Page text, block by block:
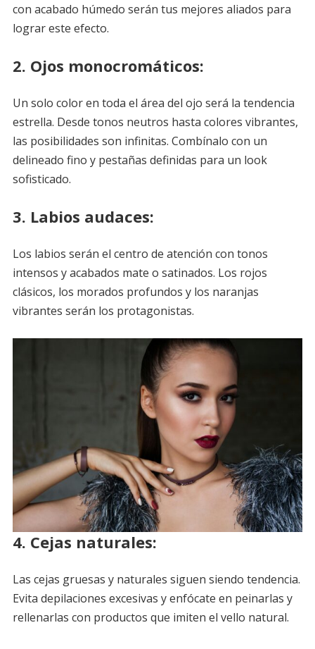
con acabado húmedo serán tus mejores aliados para
lograr este efecto.
2. Ojos monocromáticos:
Un solo color en toda el área del ojo será la tendencia
estrella. Desde tonos neutros hasta colores vibrantes,
las posibilidades son infinitas. Combínalo con un
delineado fino y pestañas definidas para un look
sofisticado.
3. Labios audaces:
Los labios serán el centro de atención con tonos
intensos y acabados mate o satinados. Los rojos
clásicos, los morados profundos y los naranjas
vibrantes serán los protagonistas.
4. Cejas naturales:
Las cejas gruesas y naturales siguen siendo tendencia.
Evita depilaciones excesivas y enfócate en peinarlas y
rellenarlas con productos que imiten el vello natural.